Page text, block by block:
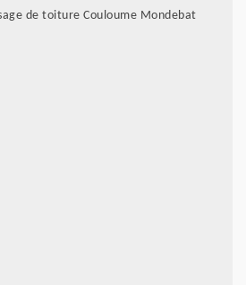
de toiture Couloume Mondebat